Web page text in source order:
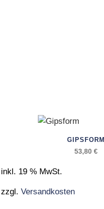
GIPSFORM
53,80 €
inkl. 19 % MwSt.
zzgl. Versandkosten